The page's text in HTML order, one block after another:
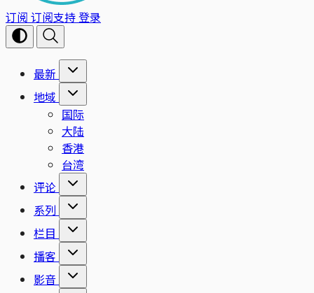
订阅 订阅支持登录
最新
地域
国际
大陆
香港
台湾
评论
系列
栏目
播客
影音